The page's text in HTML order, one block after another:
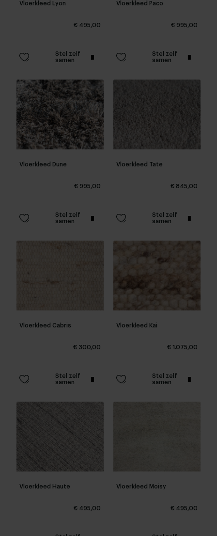
Vloerkleed Lyon
€ 495,00
Stel zelf
samen
Vloerkleed Paco
€ 995,00
Stel zelf
samen
Vloerkleed Dune
€ 995,00
Stel zelf
samen
Vloerkleed Tate
€ 845,00
Stel zelf
samen
Vloerkleed Cabris
€ 300,00
Stel zelf
samen
Vloerkleed Kai
€ 1.075,00
Stel zelf
samen
Vloerkleed Haute
€ 495,00
Vloerkleed Moisy
€ 495,00